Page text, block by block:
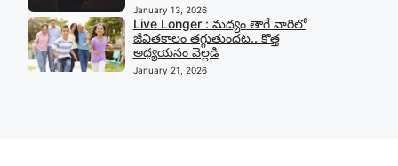
January 13, 2026
Live Longer : మద్యం తాగే వారిలో
జీవితకాలం తగ్గుతుందట.. కొత్త
అధ్యయనం వెల్లడి
January 21, 2026